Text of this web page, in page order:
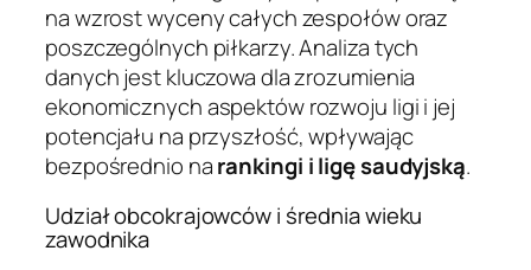
na wzrost wyceny całych zespołów oraz
poszczególnych piłkarzy. Analiza tych
danych jest kluczowa dla zrozumienia
ekonomicznych aspektów rozwoju ligi i jej
potencjału na przyszłość, wpływając
bezpośrednio narankingi i ligę saudyjską.
Udział obcokrajowców i średnia wieku
zawodnika